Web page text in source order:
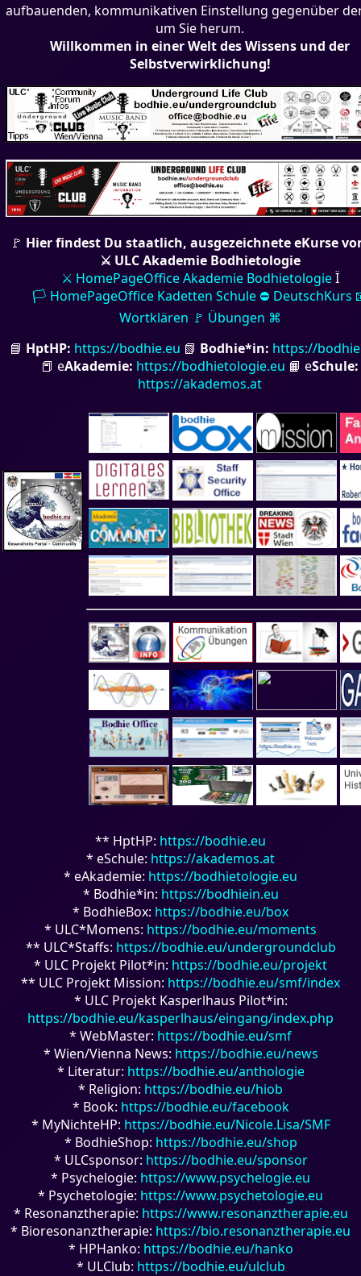
aufbauenden, kommunikativen Einstellung gegenüber
um Sie herum.
Willkommen in einer Welt des Wissens und der
Selbstverwirklichung!
🚩 Hier findest Du staatlich, ausgezeichnete eKurse
⚔ ULC Akademie Bodhietologie
⚔ HomePageOffice Akademie BodhietologieÏ
🏳 HomePageOffice Kadetten Schule ⛔ DeutschKurs
Wortklären 🚩 Übungen ⌘
📘 HptHP: https://bodhie.eu 📗 Bodhie*in: https://
📕 eAkademie: https://bodhietologie.eu 📙 eSchule:
https://akademos.at
** HptHP: https://bodhie.eu
* eSchule: https://akademos.at
* eAkademie: https://bodhietologie.eu
* Bodhie*in: https://bodhiein.eu
* BodhieBox: https://bodhie.eu/box
* ULC*Momens: https://bodhie.eu/moments
** ULC*Staffs: https://bodhie.eu/undergroundclub
* ULC Projekt Pilot*in: https://bodhie.eu/projekt
** ULC Projekt Mission: https://bodhie.eu/smf/index
* ULC Projekt Kasperlhaus Pilot*in:
https://bodhie.eu/kasperlhaus/eingang/index.php
* WebMaster: https://bodhie.eu/smf
* Wien/Vienna News: https://bodhie.eu/news
* Literatur: https://bodhie.eu/anthologie
* Religion: https://bodhie.eu/hiob
* Book: https://bodhie.eu/facebook
* MyNichteHP: https://bodhie.eu/Nicole.Lisa/SMF
* BodhieShop: https://bodhie.eu/shop
* ULCsponsor: https://bodhie.eu/sponsor
* Psychelogie: https://www.psychelogie.eu
* Psychetologie: https://www.psychetologie.eu
* Resonanztherapie: https://www.resonanztherapie.eu
* Bioresonanztherapie: https://bio.resonanztherapie.eu
* HPHanko: https://bodhie.eu/hanko
* ULClub: https://bodhie.eu/ulclub